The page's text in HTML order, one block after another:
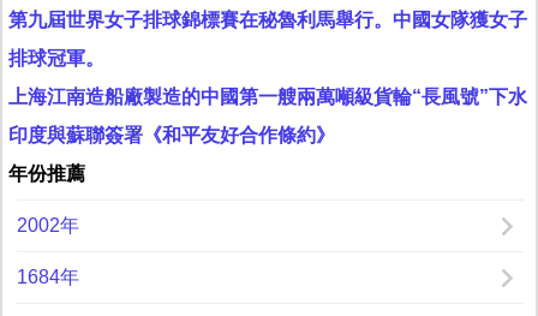
第九屆世界女子排球錦標賽在秘魯利馬舉行。中國女隊獲女子
排球冠軍。
上海江南造船廠製造的中國第一艘兩萬噸級貨輪“長風號”下水
印度與蘇聯簽署《和平友好合作條約》
年份推薦
2002年
1684年